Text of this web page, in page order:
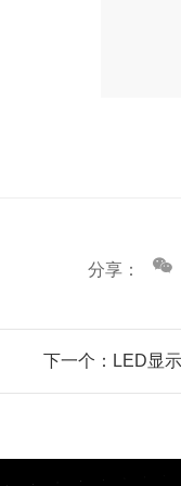
分享：
下一个：LED显